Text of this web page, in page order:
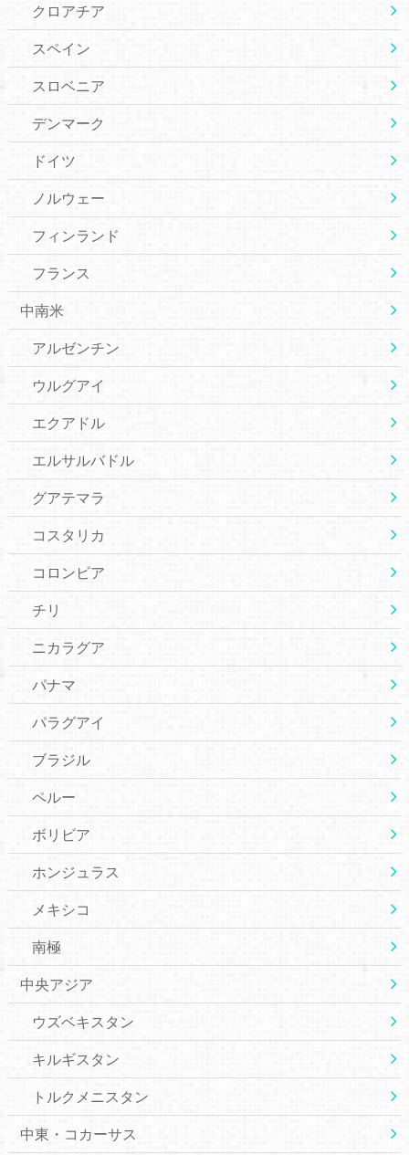
クロアチア
スペイン
スロベニア
デンマーク
ドイツ
ノルウェー
フィンランド
フランス
中南米
アルゼンチン
ウルグアイ
エクアドル
エルサルバドル
グアテマラ
コスタリカ
コロンビア
チリ
ニカラグア
パナマ
パラグアイ
ブラジル
ペルー
ボリビア
ホンジュラス
メキシコ
南極
中央アジア
ウズベキスタン
キルギスタン
トルクメニスタン
中東・コカーサス